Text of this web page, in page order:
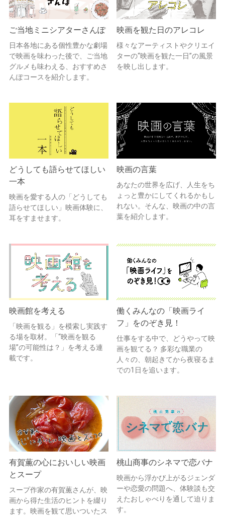
ご当地ミニシアターさんぽ
日本各地にある個性豊かな劇場
で映画を味わった後で、ご当地
グルメも味わえる、おすすめさ
んぽコースを紹介します。
映画を観た日のアレコレ
様々なアーティストやクリエイ
ターの“映画を観た一日”の風景
を映し出します。
どうしても語らせてほしい
一本
映画を愛する人の「どうしても
語らせてほしい」映画体験に、
耳をすませます。
映画の言葉
あなたの世界を広げ、人生をち
ょっと豊かにしてくれるかもし
れない。そんな、映画の中の言
葉を紹介します。
映画館を考える
「映画を観る」を模索し実践す
る場を取材。「“映画を観る
場”の可能性は？」を考える連
載です。
働くみんなの「映画ライ
フ」をのぞき見！
仕事をする中で、どうやって映
画を観てる？ 多彩な職業の
人々の、朝起きてから夜寝るま
での1日を追います。
有賀薫の心においしい映画
とスープ
スープ作家の有賀薫さんが、映
画から得た生活のヒントを綴り
ます。映画を観て思いついたス
桃山商事のシネマで恋バナ
映画から浮かび上がるジェンダ
ーや恋愛の問題へ、体験談も交
えたおしゃべりを通して迫りま
す。